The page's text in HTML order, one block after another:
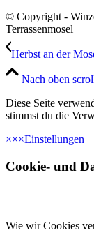
© Copyright -
Terrassenmosel
Herbst an der
Nach oben
Diese Seite
stimmst du die
×××Einstellungen
Cookie- und
Wie wir Cookies